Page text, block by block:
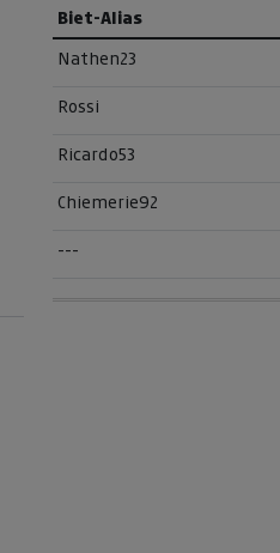
Biet-Alias
Nathen23
Rossi
Ricardo53
Chiemerie92
---